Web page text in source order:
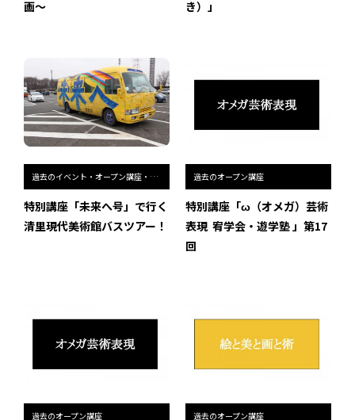
画〜
き）」
過去のイベント・オープン講座・展覧会
特別講座「未来へ号」で行く
清里現代美術館バスツアー！
過去のオープン講座
特別講座「ω（オメガ）芸術
表現 ―― 宥学会・遊学塾 」第17
回
過去のオープン講座 過去のオープン講座